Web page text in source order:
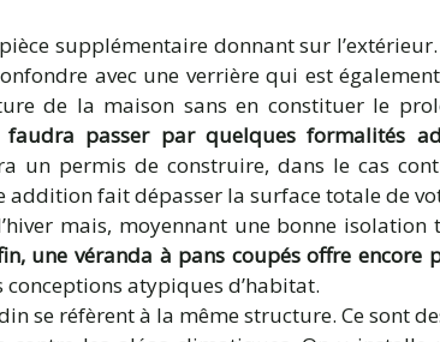
supplémentaire donnant sur
avec une verrière qui est
de la maison sans en constituer le
passer par quelques formalités
un permis de construire, dans le cas
fait dépasser la surface totale de
mais, moyennant une bonne
une véranda à pans coupés offre encore
atypiques d’habitat.
se réfèrent à la même structure. Ce sont